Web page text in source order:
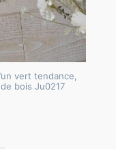
vert tendance,
bois Ju0217